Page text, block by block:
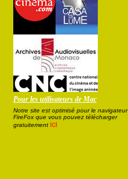
Pour les utilisateurs de Mac
Notre site est optimisé pour le navigateur
FireFox que vous pouvez télécharger
gratuitement ici